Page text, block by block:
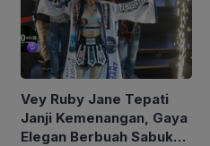
Vey Ruby Jane Tepati
Janji Kemenangan, Gaya
Elegan Berbuah Sabuk